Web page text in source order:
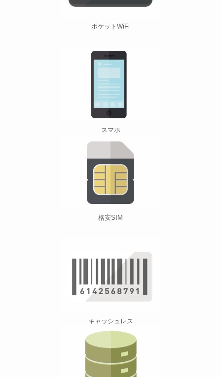
ポケットWiFi
スマホ
格安SIM
キャッシュレス